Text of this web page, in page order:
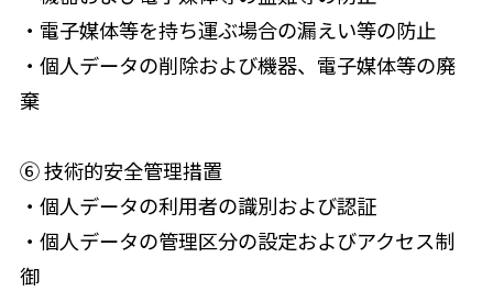
・電子媒体等を持ち運ぶ場合の漏えい等の防止
・個人データの削除および機器、電子媒体等の廃
棄
⑥ 技術的安全管理措置
・個人データの利用者の識別および認証
・個人データの管理区分の設定およびアクセス制
御